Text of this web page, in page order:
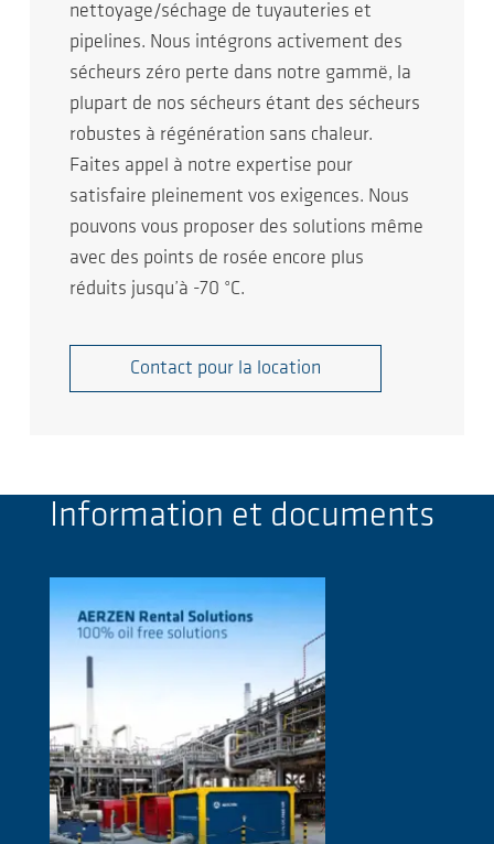
nettoyage/séchage de tuyauteries et
pipelines. Nous intégrons activement des
sécheurs zéro perte dans notre gammë, la
plupart de nos sécheurs étant des sécheurs
robustes à régénération sans chaleur.
Faites appel à notre expertise pour
satisfaire pleinement vos exigences. Nous
pouvons vous proposer des solutions même
avec des points de rosée encore plus
réduits jusqu’à -70 °C.
Contact pour la location
Information et documents